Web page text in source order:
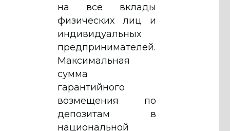
на все вклады
физических лиц и
индивидуальных
предпринимателей.
Максимальная
сумма
гарантийного
возмещения по
депозитам в
национальной